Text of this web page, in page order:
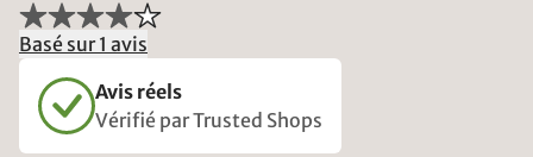
Basé sur 1 avis
Avis réels
Vérifié par Trusted Shops